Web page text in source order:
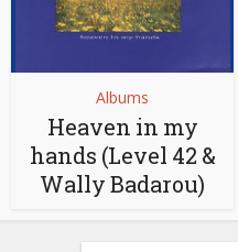
Albums
Heaven in my
hands (Level 42 &
Wally Badarou)